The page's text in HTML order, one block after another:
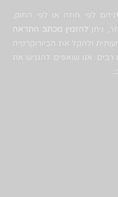
לפי חוזה או לפי החוק,
ניתן להזמין מכתב התראה
ולהקל את הביורוקרטיה
אנו שואפים להנגיש את